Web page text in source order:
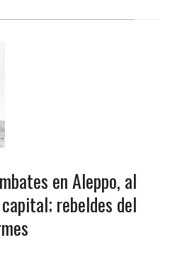
en Aleppo, al
rebeldes del